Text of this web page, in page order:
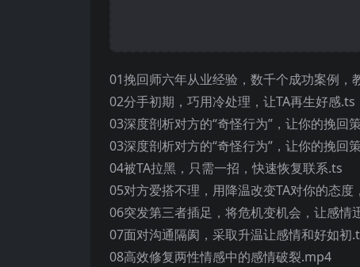
01挽回师六年从业经验，数千个成功案例，
02分手初期，巧用冷处理，让TA再生好感.ts
03深度剖析对方的“奇怪行为”，让你的挽回
03深度剖析对方的“奇怪行为”，让你的挽回
04被TA拉黑，只需一招，快速恢复联系.ts
05对方爱搭不理，用降温改变TA对你的态
06突发第三者插足，将危机变机会，让感情
07面对沟通隔阂，采取升温让感情和好如初
08高效修复两性情感中的感情破裂.mp4